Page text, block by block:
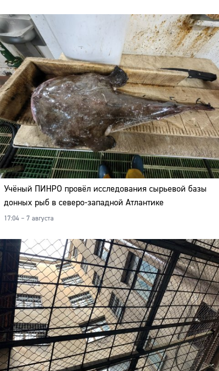
Учёный ПИНРО провёл исследования сырьевой базы
донных рыб в северо-западной Атлантике
17:04 – 7 августа
Телефон: